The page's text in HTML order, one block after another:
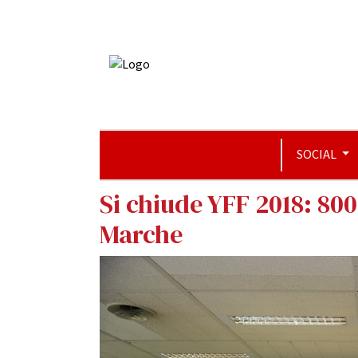
SOCIAL
Si chiude YFF 2018:
Marche